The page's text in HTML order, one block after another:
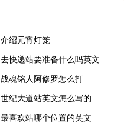
介绍元宵灯笼
去快递站要准备什么吗英文
战魂铭人阿修罗怎么打
世纪大道站英文怎么写的
最喜欢站哪个位置的英文